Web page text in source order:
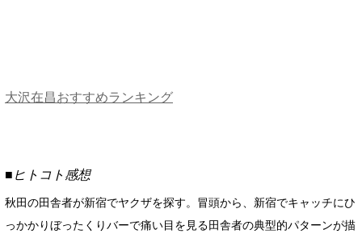
大沢在昌おすすめランキング
■ヒトコト感想
秋田の田舎者が新宿でヤクザを探す。冒頭から、新宿でキャッチにひ
っかかりぼったくりバーで痛い目を見る田舎者の典型的パターンが描